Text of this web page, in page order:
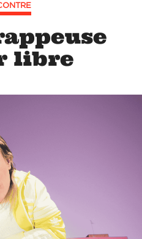
libre